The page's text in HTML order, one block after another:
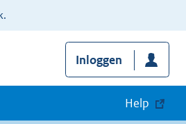
Inloggen
Help